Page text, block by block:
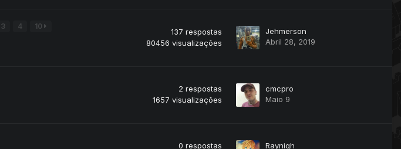
3 4 10
137 respostas
80456 visualizações
Jehmerson
Abril 28, 2019
2 respostas
1657 visualizações
cmcpro
Maio 9
0 respostas Raynigh